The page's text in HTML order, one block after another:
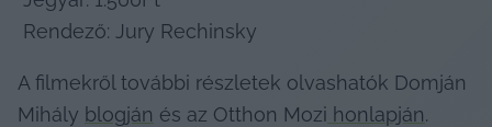
Rendező: Jury Rechinsky
A filmekről további részletek olvashatók Domján
Mihály blogján és az Otthon Mozi honlapján.